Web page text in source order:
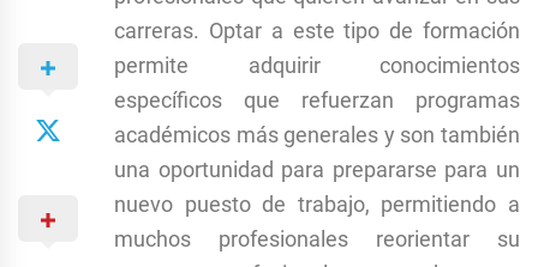
carreras. Optar a este tipo de formación
permite adquirir conocimientos
específicos que refuerzan programas
académicos más generales y son también
una oportunidad para prepararse para un
nuevo puesto de trabajo, permitiendo a
muchos profesionales reorientar su